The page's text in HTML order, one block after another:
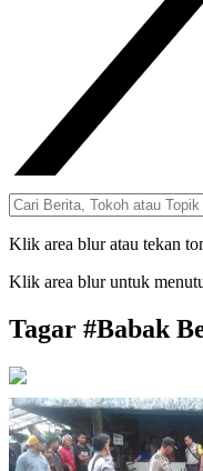
Klik area blur atau tekan
Klik area blur untuk
Tagar #Babak